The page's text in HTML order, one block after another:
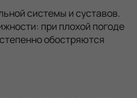
системы и суставов.
при плохой погоде
обостряются